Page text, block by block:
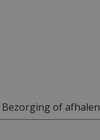
Bezorging of afhalen